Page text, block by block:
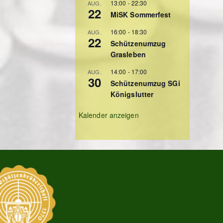
AUG.
22
13:00 -22:30
MiSK Sommerfest
AUG.
22
16:00 - 18:30
Schützenumzug
Grasleben
AUG.
30
14:00 - 17:00
Schützenumzug SGi
Königslutter
Kalender anzeigen